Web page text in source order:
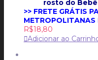
rosto do Bebê
>> FRETE GRÁTIS
METROPOLITANAS
R$18,80
Adicionar ao